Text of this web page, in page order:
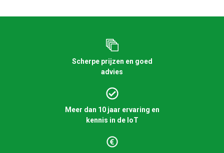
Scherpe prijzen en goed
advies
Meer dan 10 jaar ervaring en
kennis in de IoT